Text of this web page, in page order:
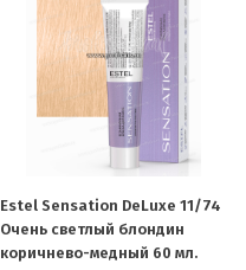
Estel Sensation DeLuxe 11/74
Очень светлый блондин
коричнево-медный 60 мл.